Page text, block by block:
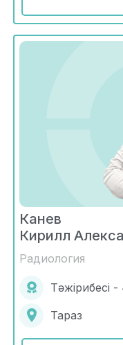
Канев
Кирилл
Радиология
Тәжірибесі
Тараз